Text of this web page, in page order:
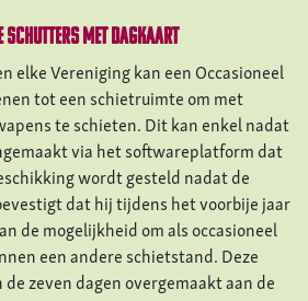
schutters met dagkaart
elke Vereniging kan een Occasioneel
tot een schietruimte om met
te schieten. Dit kan enkel nadat
via het softwareplatform dat
wordt gesteld nadat de
dat hij tijdens het voorbije jaar
de mogelijkheid om als occasioneel
een andere schietstand. Deze
zeven dagen overgemaakt aan de